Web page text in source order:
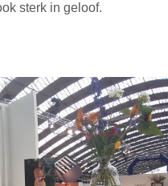
sterk in geloof.